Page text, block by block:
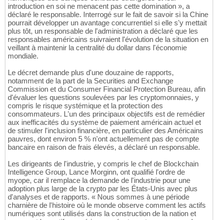
introduction en soi ne menacent pas cette domination », a
déclaré le responsable. Interrogé sur le fait de savoir si la Chine
pourrait développer un avantage concurrentiel si elle s'y mettait
plus tôt, un responsable de l'administration a déclaré que les
responsables américains suivraient l'évolution de la situation en
veillant à maintenir la centralité du dollar dans l'économie
mondiale.
Le décret demande plus d'une douzaine de rapports,
notamment de la part de la Securities and Exchange
Commission et du Consumer Financial Protection Bureau, afin
d'évaluer les questions soulevées par les cryptomonnaies, y
compris le risque systémique et la protection des
consommateurs. L'un des principaux objectifs est de remédier
aux inefficacités du système de paiement américain actuel et
de stimuler l'inclusion financière, en particulier des Américains
pauvres, dont environ 5 % n'ont actuellement pas de compte
bancaire en raison de frais élevés, a déclaré un responsable.
Les dirigeants de l'industrie, y compris le chef de Blockchain
Intelligence Group, Lance Morginn, ont qualifié l'ordre de
myope, car il remplace la demande de l'industrie pour une
adoption plus large de la crypto par les États-Unis avec plus
d'analyses et de rapports. « Nous sommes à une période
charnière de l'histoire où le monde observe comment les actifs
numériques sont utilisés dans la construction de la nation et